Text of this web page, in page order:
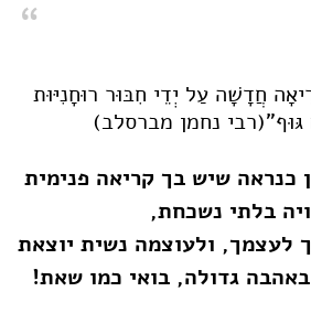
חֲדָשָׁה עַל יְדֵי חִבּוּר רוּחָנִיּוּת
גּוּף"(רבי נחמן מברסלב)
כנראה שיש בך קריאה פנימית
בלתי נשכחת,
לעצמך, ולעוצמה נשית יוצאת
גדולה, בואי כמו שאת!